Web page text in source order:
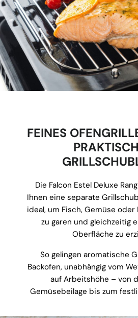
FEINES
Die Falcon Estel Deluxe
Ihnen eine separate
ideal, um Fisch, Gemüse
zu garen und gleichzeitig
Oberfläche zu
So gelingen aromatische
Backofen, unabhängig vom
auf Arbeitshöhe – von
Gemüsebeilage bis zum